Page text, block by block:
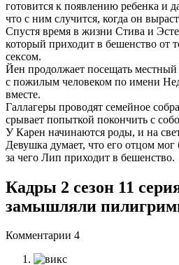
готовится к появлению ребенка и
что с ним случится, когда он
Спустя время в жизни Стива и
который приходит в бешенство от
сексом.
Йен продолжает посещать местный
с пожилым человеком по имени
вместе.
Галлагеры проводят семейное
срывает попыткой покончить с
У Карен начинаются роды, и на
Девушка думает, что его отцом мог
за чего Лип приходит в бешенство.
Кадры 2 сезон 11
замышляли
Комментарии 4